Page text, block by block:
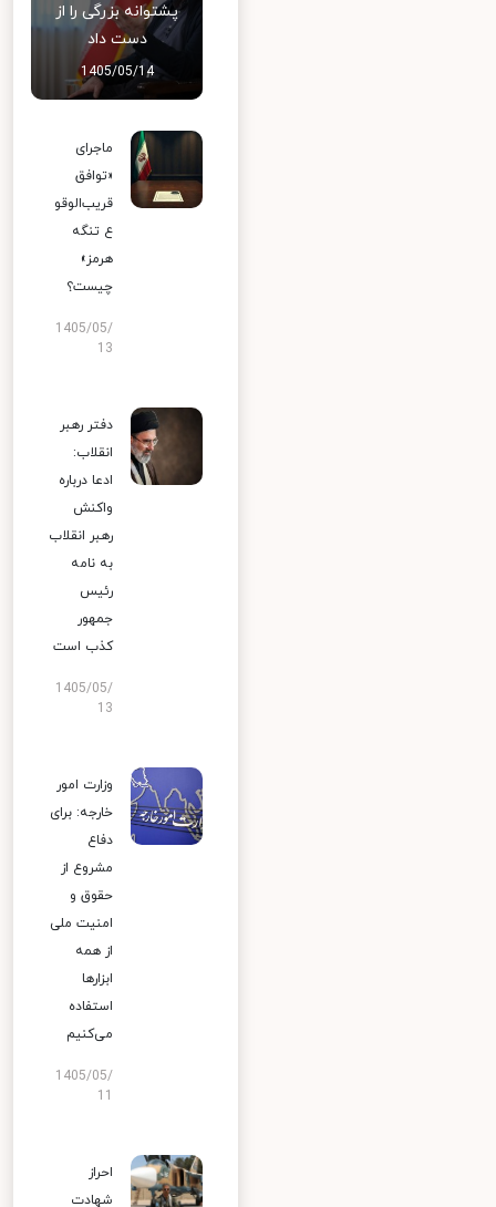
پشتوانه بزرگی را از
دست داد
1405/05/14
ماجرای
«توافق
قریب‌الوقو
ع تنگه
هرمز»
چیست؟
1405/05/
13
دفتر رهبر
انقلاب:
ادعا درباره
واکنش
رهبر انقلاب
به نامه
رئیس
جمهور
کذب است
1405/05/
13
وزارت امور
خارجه: برای
دفاع
مشروع از
حقوق و
امنیت ملی
از همه
ابزارها
استفاده
می‌کنیم
1405/05/
احراز
شهادت